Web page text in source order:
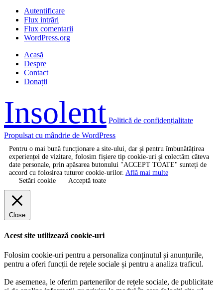
Autentificare
Flux intrări
Flux comentarii
WordPress.org
Acasă
Despre
Contact
Donații
Insolent Politică de confidențialitate
Propulsat cu mândrie de WordPress
Pentru o mai bună funcționare a site-ului, dar și pentru îmbunătățirea
experienței de vizitare, folosim fișiere tip cookie-uri și colectăm câteva
date personale, prin apăsarea butonului "ACCEPT TOATE" sunteți de
accord cu folosirea tuturor cookie-urilor. Află mai multe
Setări cookie
Acceptă toate
Close
Acest site utilizează cookie-uri
Folosim cookie-uri pentru a personaliza conținutul și anunțurile,
pentru a oferi funcții de rețele sociale și pentru a analiza traficul.
De asemenea, le oferim partenerilor de rețele sociale, de publicitate